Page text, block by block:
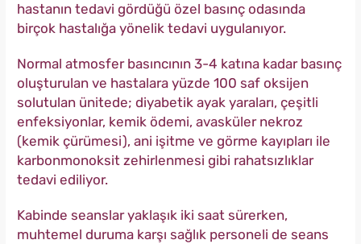
hastanın tedavi gördüğü özel basınç odasında
birçok hastalığa yönelik tedavi uygulanıyor.
Normal atmosfer basıncının 3-4 katına kadar basınç
oluşturulan ve hastalara yüzde 100 saf oksijen
solutulan ünitede; diyabetik ayak yaraları, çeşitli
enfeksiyonlar, kemik ödemi, avasküler nekroz
(kemik çürümesi), ani işitme ve görme kayıpları ile
karbonmonoksit zehirlenmesi gibi rahatsızlıklar
tedavi ediliyor.
Kabinde seanslar yaklaşık iki saat sürerken,
muhtemel duruma karşı sağlık personeli de seans